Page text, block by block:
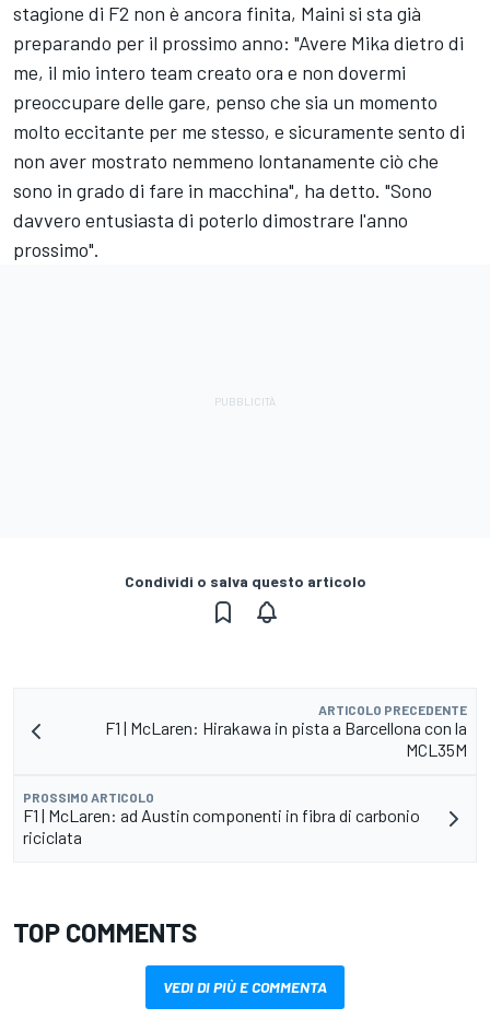
stagione di F2 non è ancora finita, Maini si sta già
preparando per il prossimo anno: "Avere Mika dietro di
me, il mio intero team creato ora e non dovermi
preoccupare delle gare, penso che sia un momento
molto eccitante per me stesso, e sicuramente sento di
non aver mostrato nemmeno lontanamente ciò che
sono in grado di fare in macchina", ha detto. "Sono
davvero entusiasta di poterlo dimostrare l'anno
prossimo".
Condividi o salva questo articolo
ARTICOLO PRECEDENTE
F1 | McLaren: Hirakawa in pista a Barcellona con la
MCL35M
PROSSIMO ARTICOLO
F1 | McLaren: ad Austin componenti in fibra di carbonio
riciclata
TOP COMMENTS
VEDI DI PIÙ E COMMENTA